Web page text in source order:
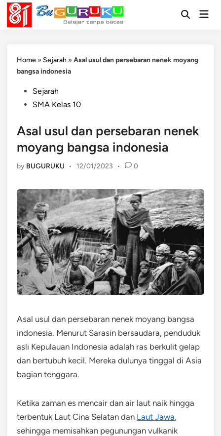
Skip
content
OpenMain
Home » Sejarah »Asal usul dan persebaran nenek moyang
bangsa indonesia
PostedSejarah
SMA Kelas 10
Asal usul dan persebaran nenek
moyang bangsa indonesia
by BUGURUKU • 12/01/2023 • 0
Asal usul dan persebaran nenek moyang bangsa
indonesia. Menurut Sarasin bersaudara, penduduk
asli Kepulauan Indonesia adalah ras berkulit gelap
dan bertubuh kecil. Mereka dulunya tinggal di Asia
bagian tenggara.
Ketika zaman es mencair dan air laut naik hingga
terbentuk Laut Cina Selatan dan Laut Jawa,
sehingga memisahkan pegunungan vulkanik